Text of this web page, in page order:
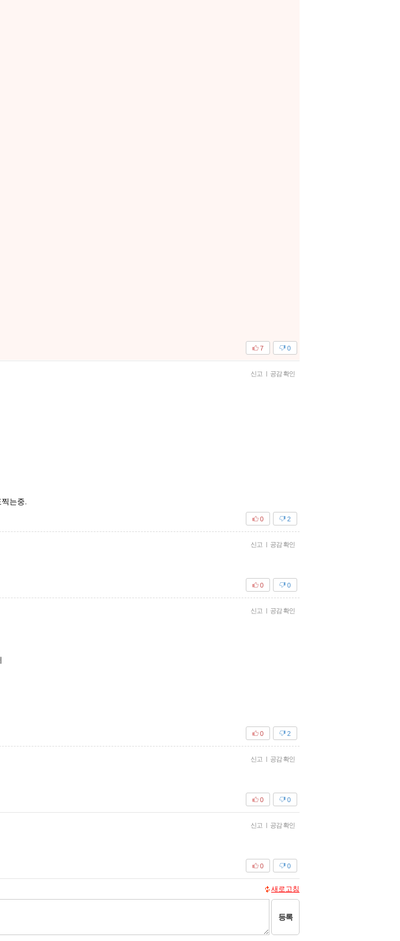
0
7
신고 | 공감 확인
는중.
2
0
신고 | 공감 확인
0
0
신고 | 공감 확인
2
0
신고 | 공감 확인
0
0
신고 | 공감 확인
0
0
새로고침
등록